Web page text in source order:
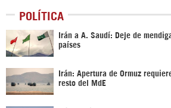
POLÍTICA
Irán a A. Saudí: Deje de
países
Irán: Apertura de Ormuz
resto del MdE